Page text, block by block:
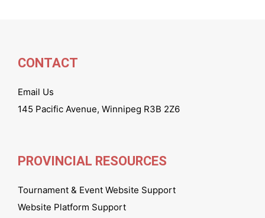
CONTACT
Email Us
145 Pacific Avenue, Winnipeg R3B 2Z6
PROVINCIAL RESOURCES
Tournament & Event Website Support
Website Platform Support